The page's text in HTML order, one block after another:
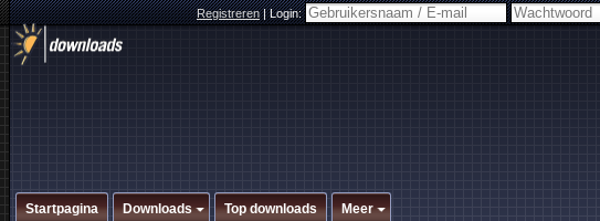
Registreren|Login:
Startpagina Downloads Top downloads Meer